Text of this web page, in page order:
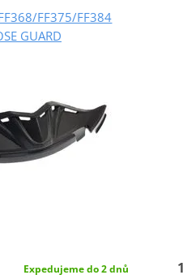
FF375/FF384
GUARD
Expedujeme do 2 dnů